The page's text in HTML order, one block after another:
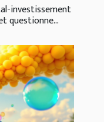
investissement
questionne...